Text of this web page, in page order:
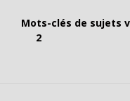
Mots-clés de sujets
2